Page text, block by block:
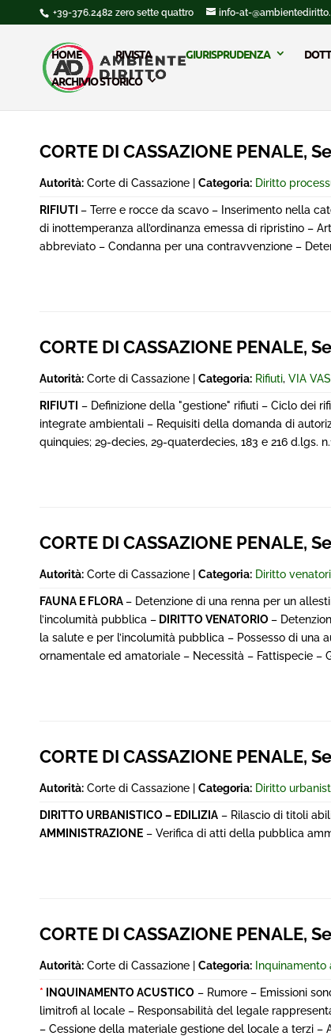
+39-376.2482 zero sette quattro info-at-
HOME RIVISTA GIURISPRUDENZA
ARCHIVIO STORICO
CORTE DI CASSAZIONE PENALE,
Autorità: Corte di Cassazione | Categoria: Diritto
RIFIUTI – Terre e rocce da scavo – Inserimento nella
di inottemperanza all’ordinanza emessa di ripristino –
abbreviato – Condanna per una contravvenzione –
CORTE DI CASSAZIONE PENALE,
Autorità: Corte di Cassazione | Categoria: Rifiuti, VIA
RIFIUTI – Definizione della "gestione" rifiuti – Ciclo dei
integrate ambientali – Requisiti della domanda di
quinquies; 29-decies, 29-quaterdecies, 183 e 216 d.lgs.
CORTE DI CASSAZIONE PENALE,
Autorità: Corte di Cassazione | Categoria: Diritto
FAUNA E FLORA– Detenzione di una renna per un
l’incolumità pubblica – DIRITTO VENATORIO–
la salute e per l’incolumità pubblica – Possesso di una
ornamentale ed amatoriale – Necessità – Fattispecie –
CORTE DI CASSAZIONE PENALE,
Autorità: Corte di Cassazione | Categoria: Diritto
DIRITTO URBANISTICO – EDILIZIA – Rilascio di titoli
AMMINISTRAZIONE – Verifica di atti della pubblica
CORTE DI CASSAZIONE PENALE,
Autorità: Corte di Cassazione | Categoria: Inquinamento
* INQUINAMENTO ACUSTICO – Rumore – Emissioni
limitrofi al locale – Responsabilità del legale
– Cessione della materiale gestione del locale a terzi –